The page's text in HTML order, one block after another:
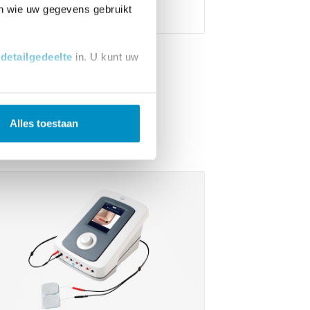
wie uw gegevens gebruikt
detailgedeelte in. U kunt uw
te bieden en om ons
partners voor social
Alles toestaan
‘constante koppelmodus’.